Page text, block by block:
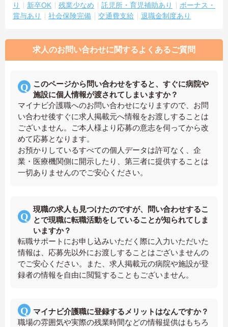
り 新卒OK 残業少なめ 託児所・育児補助あり
ボーナス・
賞与あり
社会保険完備 交通費支給 退職金制度あり
求人のお問い合わせに関するよくあるご質問
このページから問い合わせをすると、すぐに病院や
施設に個人情報が渡されてしまいますか？
マイナビ介護職へのお問い合わせになりますので、お問
い合わせ後すぐに求人掲載元へ情報をお渡しすることは
ございません。ご本人様より応募の意志を伺ってから改
めて応募となります。
お預かりしているすべての個人データは許可なく、企
業・医療機関側に開示したり、第三者に提供することは
一切ありませんのでご安心ください。
現職の求人も見つけたのですが、問い合わせするこ
とで現職に転職活動をしていることが知られてしま
いますか？
転職サポートにお申し込みいただく際に入力いただいた
情報は、応募先以外にお渡しすることはございませんの
でご安心ください。また、求人掲載元の病院や施設が登
録者の情報を自由に閲覧することもございません。
マイナビ介護職に登録するメリットはなんですか？
職場の雰囲気や実際の残業時間などの情報提供はもちろ